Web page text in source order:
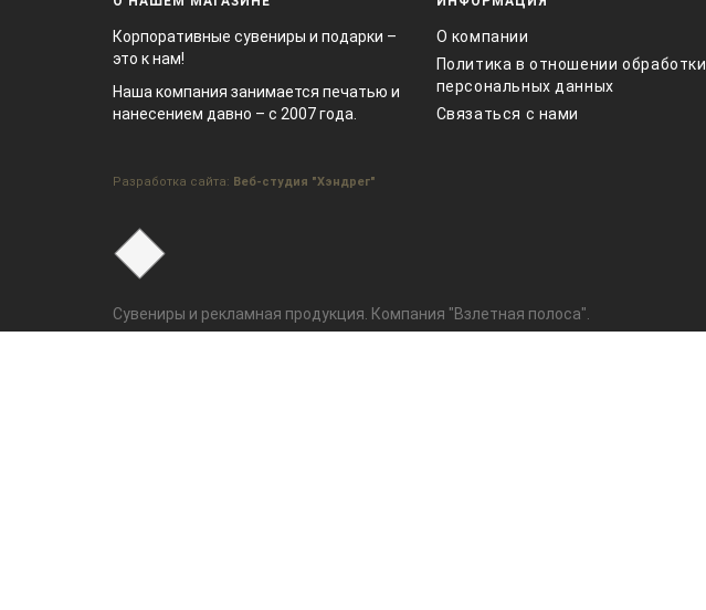
Корпоративные сувениры и подарки –
это к нам!
Наша компания занимается печатью и
нанесением давно – с 2007 года.
Разработка сайта: Веб-студия "Хэндрег"
О компании
Политика в отношении обработки
персональных данных
Связаться с нами
Сувениры и рекламная продукция. Компания "Взлетная полоса".